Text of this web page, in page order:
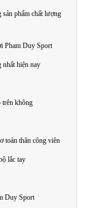
phẩm chất lượng
Pham Duy Sport
hiện nay
trên không
toàn thân công viên
lắc tay
Duy Sport